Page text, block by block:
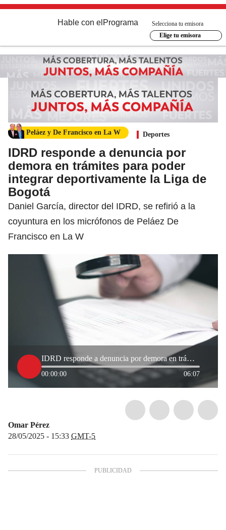
Hable con el Programa
Selecciona tu emisora
Elige tu emisora
Peláez y De Francisco en La W Deportes
IDRD responde a denuncia por
demora en trámites para poder
integrar deportivamente la Liga de
Bogotá
Daniel García, director del IDRD, se refirió a la
coyuntura en los micrófonos de Peláez De
Francisco en La W
IDRD responde a denuncia por demora en trámites para poder integrar deportivamente la Liga de Bogotá
00:00:00 06:07
Omar Pérez
28/05/2025 - 15:33 GMT-5